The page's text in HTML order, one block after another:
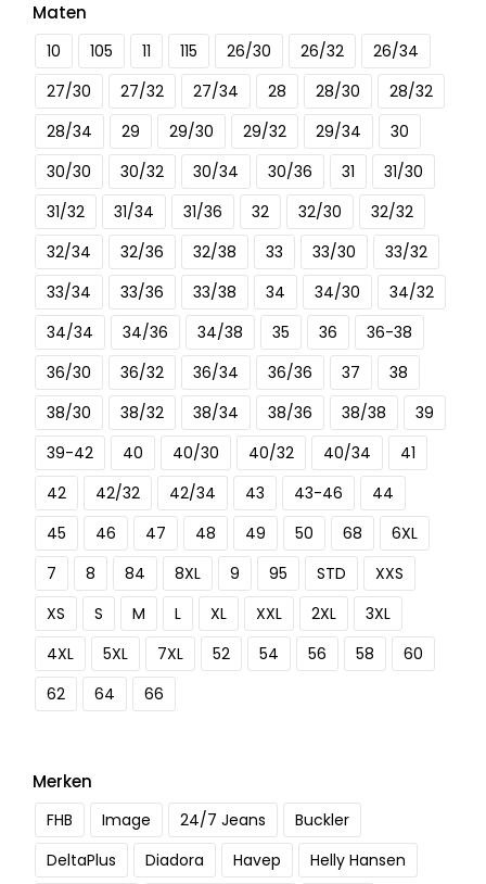
Maten
10 105 11 115 26/30 26/32
26/34
27/30
27/32 27/34 28 28/30
28/32
28/34
29 29/30 29/32 29/34
30
30/30
30/32 30/34 30/36 31
31/30
31/32
31/34 31/36 32 32/30
32/32
32/34
32/36 32/38 33 33/30
33/32
33/34
33/36 33/38 34 34/30
34/32
34/34
34/36 34/38 35 36
36-38
36/30
36/32 36/34 36/36 37
38
38/30
38/32 38/34 38/36 38/38
39
39-42
40 40/30 40/32 40/34
41
42
42/32 42/34 43 43-46
44
45
46 47 48 49 50 68
6XL
7
8 84 8XL 9 95 STD
XXS
XS
S M L XL XXL 2XL
3XL
4XL
5XL 7XL 52 54 56 58
60
62
64 66
Merken
FHB Image 24/7 Jeans
Buckler
DeltaPlus
Diadora Havep
Helly Hansen